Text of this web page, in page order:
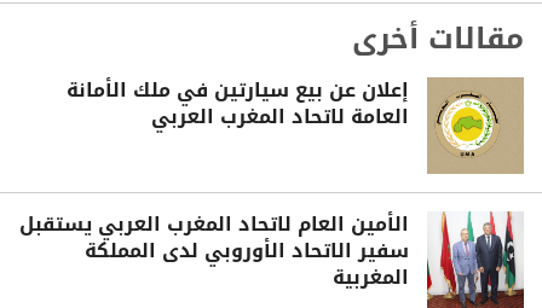
مقالات أخرى
إعلان عن بيع سيارتين في ملك الأمانة
العامة لاتحاد المغرب العربي
الأمين العام لاتحاد المغرب العربي يستقبل
سفير الاتحاد الأوروبي لدى المملكة
المغربية